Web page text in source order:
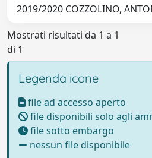
2019/2020 COZZOLINO,
Mostrati risultati da 1 a 1
di 1
Legenda icone
file ad accesso aperto
file disponibili solo agli
file sotto embargo
nessun file disponibile